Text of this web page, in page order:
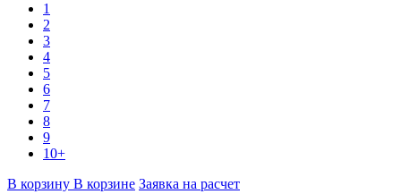
1
2
3
4
5
6
7
8
9
10+
В корзину В корзине Заявка на расчет